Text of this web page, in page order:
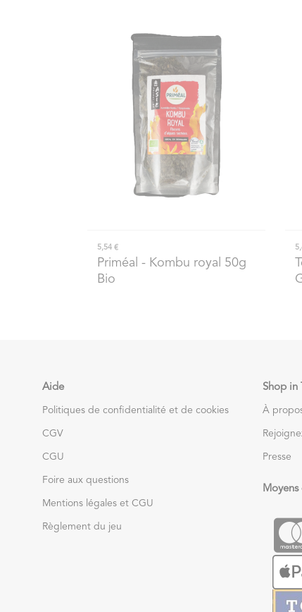
5,54 €
Priméal - Kombu royal 50g
Bio
Aide
Politiques de confidentialité et de cookies
CGV
CGU
Foire aux questions
Mentions légales et CGU
Règlement du jeu
Shop in
À
Presse